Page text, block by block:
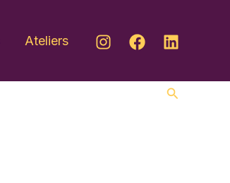
Ateliers